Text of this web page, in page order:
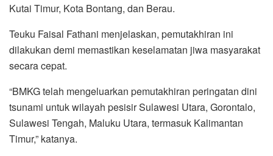
Kutai Timur, Kota Bontang, dan Berau.
Teuku Faisal Fathani menjelaskan, pemutakhiran ini
dilakukan demi memastikan keselamatan jiwa masyarakat
secara cepat.
“BMKG telah mengeluarkan pemutakhiran peringatan dini
tsunami untuk wilayah pesisir Sulawesi Utara, Gorontalo,
Sulawesi Tengah, Maluku Utara, termasuk Kalimantan
Timur,” katanya.